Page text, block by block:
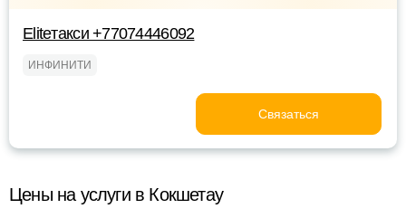
Eliteтакси +77074446092
ИНФИНИТИ
Связаться
Цены на услуги в Кокшетау